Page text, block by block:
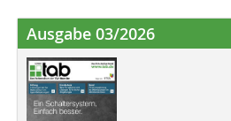
Ausgabe 03/2026